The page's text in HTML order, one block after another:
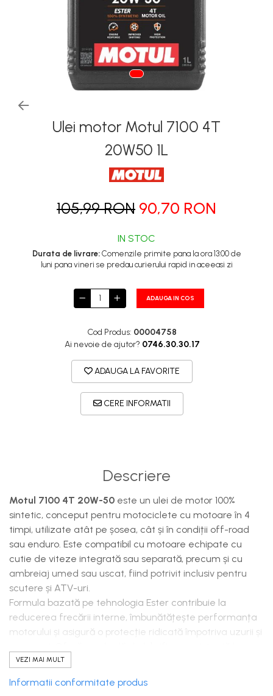
Tapiterii | Textile | Piele
Parfumuri | Odorizante
CEARA | SEALANT |
TRATAMENTE HIDROFOBE
PROTECTIE | COATING CERAMIC
POLISH | SLEFUIRE | BURETI
Ulei motor Motul 7100 4T
20W50 1L
105,99 RON 90,70 RON
IN STOC
Durata de livrare:Comenzile primite pana la ora 13:00 de
luni pana vineri se predau curierului rapid in aceeasi zi
ADAUGA IN COS
Cod Produs: 00004758
Ai nevoie de ajutor? 0746.30.30.17
ADAUGA LA FAVORITE
CERE INFORMATII
Descriere
Motul 7100 4T 20W-50 este un ulei de motor 100%
sintetic, conceput pentru motociclete cu motoare în 4
timpi, utilizate atât pe șosea, cât și în condiții off-road
sau enduro. Este compatibil cu motoare echipate cu
cutie de viteze integrată sau separată, precum și cu
ambreiaj umed sau uscat, fiind potrivit inclusiv pentru
scutere și ATV-uri.
Formula bazată pe tehnologia Ester contribuie la
reducerea frecării interne, îmbunătățește performanța
motorului și asigură o protecție ridicată împotriva uzurii și
temperaturi ridicate și turații mari, fiind ideal pentru
VEZI MAI MULT
Informatii conformitate produs